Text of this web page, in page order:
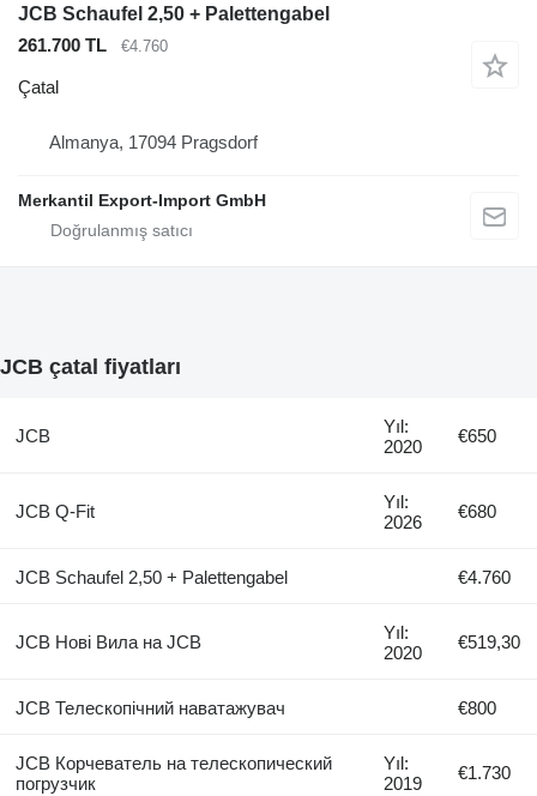
JCB Schaufel 2,50 + Palettengabel
261.700 TL
€4.760
Çatal
Almanya, 17094 Pragsdorf
Merkantil Export-Import GmbH
JCB çatal fiyatları
JCB
Yıl:
2020
€650
JCB Q-Fit
Yıl:
2026
€680
JCB Schaufel 2,50 + Palettengabel €4.760
JCB Нові Вила на JCB
Yıl:
2020
€519,30
JCB Телескопічний наватажувач €800
JCB Корчеватель на телескопический
погрузчик
Yıl:
2019
€1.730